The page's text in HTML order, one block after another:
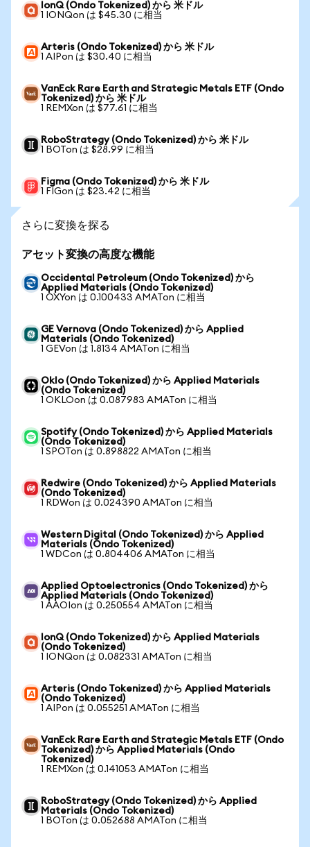
IonQ (Ondo Tokenized) から 米ドル
1 IONQon は $45.30 に相当
Arteris (Ondo Tokenized) から 米ドル
1 AIPon は $30.40 に相当
VanEck Rare Earth and Strategic Metals ETF (Ondo
Tokenized) から 米ドル
1 REMXon は $77.61 に相当
RoboStrategy (Ondo Tokenized) から 米ドル
1 BOTon は $28.99 に相当
Figma (Ondo Tokenized) から 米ドル
1 FIGon は $23.42 に相当
さらに変換を探る
アセット変換の高度な機能
Occidental Petroleum (Ondo Tokenized) から
Applied Materials (Ondo Tokenized)
1 OXYon は 0.100433 AMATon に相当
GE Vernova (Ondo Tokenized) から Applied
Materials (Ondo Tokenized)
1 GEVon は 1.8134 AMATon に相当
Oklo (Ondo Tokenized) から Applied Materials
(Ondo Tokenized)
1 OKLOon は 0.087983 AMATon に相当
Spotify (Ondo Tokenized) から Applied Materials
(Ondo Tokenized)
1 SPOTon は 0.898822 AMATon に相当
Redwire (Ondo Tokenized) から Applied Materials
(Ondo Tokenized)
1 RDWon は 0.024390 AMATon に相当
Western Digital (Ondo Tokenized) から Applied
Materials (Ondo Tokenized)
1 WDCon は 0.804406 AMATon に相当
Applied Optoelectronics (Ondo Tokenized) から
Applied Materials (Ondo Tokenized)
1 AAOIon は 0.250554 AMATon に相当
IonQ (Ondo Tokenized) から Applied Materials
(Ondo Tokenized)
1 IONQon は 0.082331 AMATon に相当
Arteris (Ondo Tokenized) から Applied Materials
(Ondo Tokenized)
1 AIPon は 0.055251 AMATon に相当
VanEck Rare Earth and Strategic Metals ETF (Ondo
Tokenized) から Applied Materials (Ondo
Tokenized)
1 REMXon は 0.141053 AMATon に相当
RoboStrategy (Ondo Tokenized) から Applied
Materials (Ondo Tokenized)
1 BOTon は 0.052688 AMATon に相当